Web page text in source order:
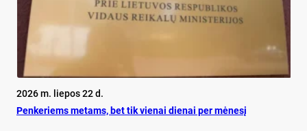
2026 m. liepos 22 d.
Pen­ke­riems me­tams, bet tik vie­nai die­nai per mė­ne­sį